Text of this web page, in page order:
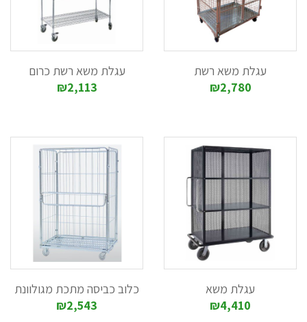
עגלת משא רשת
₪2,780
עגלת משא רשת כרום
₪2,113
עגלת משא
₪4,410
כלוב כביסה מתכת מגולוונת
₪2,543